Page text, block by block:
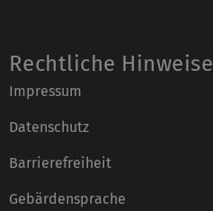
Rechtliche Hinweise
Impressum
Datenschutz
Barrierefreiheit
Gebärdensprache